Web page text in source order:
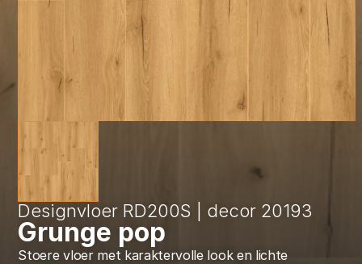
Designvloer RD200S | decor 20193
Grunge pop
Stoere vloer met karaktervolle look en lichte